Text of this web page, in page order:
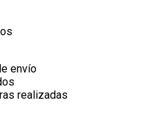
envío
realizadas